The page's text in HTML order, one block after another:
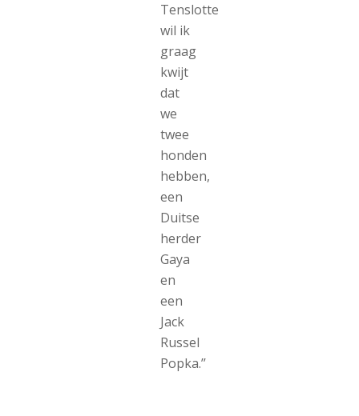
Tenslotte
wil ik
graag
kwijt
dat
we
twee
honden
hebben,
een
Duitse
herder
Gaya
en
een
Jack
Russel
Popka.’’